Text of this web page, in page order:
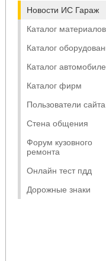
Новости ИС Гараж
Каталог материалов
Каталог
Каталог
Каталог фирм
Пользователи сайта
Стена общения
Форум кузовного
ремонта
Онлайн тест пдд
Дорожные знаки